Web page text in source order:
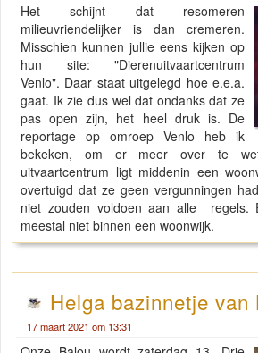
Het schijnt dat resomeren
milieuvriendelijker is dan cremeren.
Misschien kunnen jullie eens kijken op
hun site: "Dierenuitvaartcentrum
Venlo". Daar staat uitgelegd hoe e.e.a.
gaat. Ik zie dus wel dat ondanks dat ze
pas open zijn, het heel druk is. De
reportage op omroep Venlo heb ik
bekeken, om er meer over te
uitvaartcentrum ligt middenin een
overtuigd dat ze geen vergunningen
niet zouden voldoen aan alle regels.
meestal niet binnen een woonwijk.
Helga bazinnetje van
17 maart 2021 om 13:31